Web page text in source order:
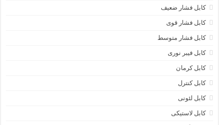
کابل فشار ضعیف
کابل فشار قوی
کابل فشار متوسط
کابل فیبر نوری
کابل کرمان
کابل کنترل
کابل لئونی
کابل لاستیکی